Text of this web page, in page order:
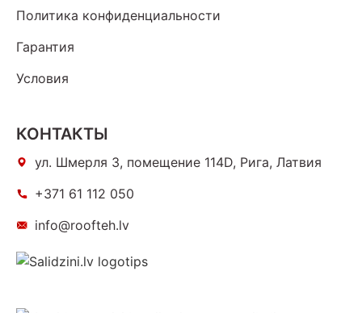
Политика конфиденциальности
Гарантия
Условия
КОНТАКТЫ
ул. Шмерля 3, помещение 114D, Рига, Латвия
+371 61 112 050
info@roofteh.lv